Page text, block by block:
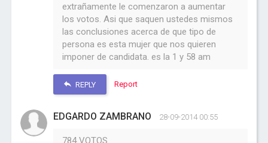
extrañamente le comenzaron a aumentar
los votos. Asi que saquen ustedes mismos
las conclusiones acerca de que tipo de
persona es esta mujer que nos quieren
imponer de candidata. es la 1 y 58 am
REPLY Report
EDGARDO ZAMBRANO 28-09-2014 00:55
784 VOTOS.